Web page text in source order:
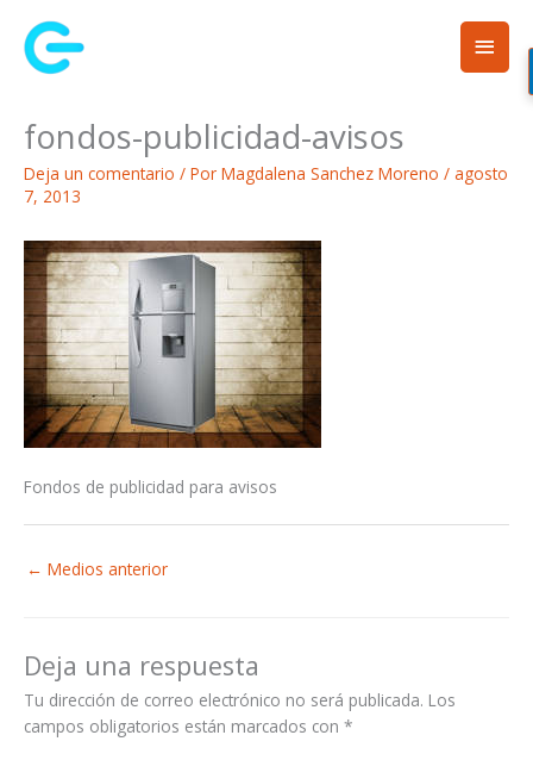
contenido
fondos-publicidad-avisos
Deja un comentario / Por Magdalena Sanchez Moreno / agosto
7, 2013
Fondos de publicidad para avisos
← Medios anterior
Deja una respuesta
Tu dirección de correo electrónico no será publicada. Los
campos obligatorios están marcados con *